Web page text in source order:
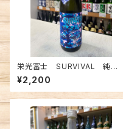
栄光冨士 SURVIVAL 純米
大吟醸無濾過生原酒 720ml
¥2,200